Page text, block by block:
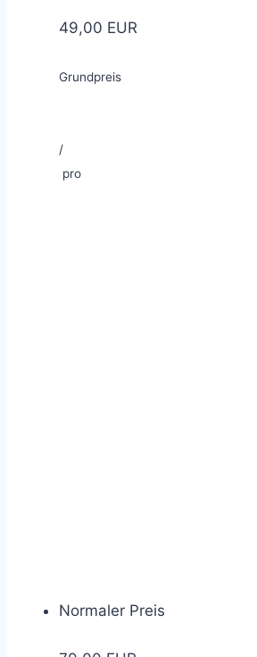
49,00 EUR
Grundpreis
/
pro
Normaler Preis